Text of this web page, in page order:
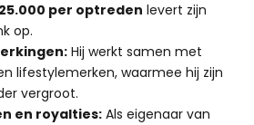
per optreden levert zijn
op.
Hij werkt samen met
lifestylemerken, waarmee hij zijn
vergroot.
en royalties: Als eigenaar van